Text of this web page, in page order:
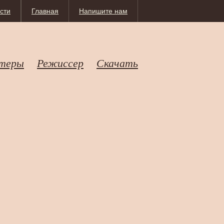
Напишите нам
Главная
Режиссер Скачать